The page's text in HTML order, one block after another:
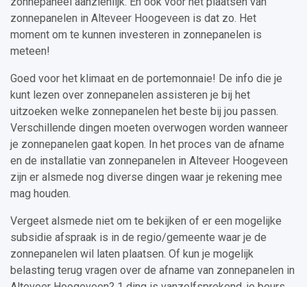
zonnepanelen in Alteveer Hoogeveen is dat zo. Het
moment om te kunnen investeren in zonnepanelen is
meteen!
Goed voor het klimaat en de portemonnaie! De info die je
kunt lezen over zonnepanelen assisteren je bij het
uitzoeken welke zonnepanelen het beste bij jou passen.
Verschillende dingen moeten overwogen worden wanneer
je zonnepanelen gaat kopen. In het proces van de afname
en de installatie van zonnepanelen in Alteveer Hoogeveen
zijn er alsmede nog diverse dingen waar je rekening mee
mag houden.
Vergeet alsmede niet om te bekijken of er een mogelijke
subsidie afspraak is in de regio/gemeente waar je de
zonnepanelen wil laten plaatsen. Of kun je mogelijk
belasting terug vragen over de afname van zonnepanelen in